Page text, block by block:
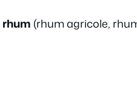
rhum (rhum agricole,